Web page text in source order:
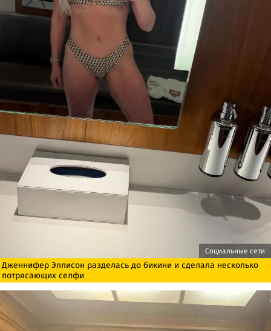
Социальные сети
Дженнифер Эллисон разделась до бикини и сделала несколько
потрясающих селфи